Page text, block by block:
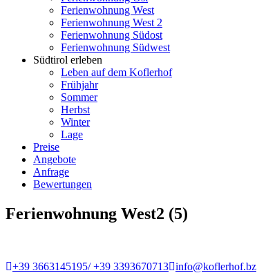
Ferienwohnung West
Ferienwohnung West 2
Ferienwohnung Südost
Ferienwohnung Südwest
Südtirol erleben
Leben auf dem Koflerhof
Frühjahr
Sommer
Herbst
Winter
Lage
Preise
Angebote
Anfrage
Bewertungen
Ferienwohnung West2 (5)
+39 3663145195/ +39 3393670713 info@koflerhof.bz